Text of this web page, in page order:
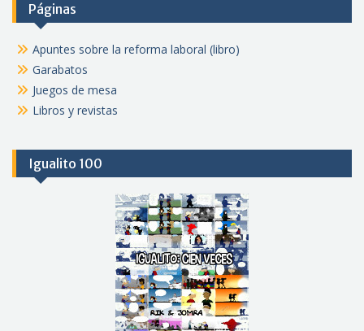
Páginas
Apuntes sobre la reforma laboral (libro)
Garabatos
Juegos de mesa
Libros y revistas
Igualito 100